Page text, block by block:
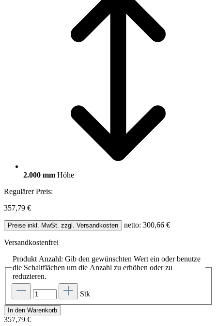
2.000 mm Höhe
Regulärer Preis:
357,79 €
Preise inkl. MwSt. zzgl. Versandkosten netto: 300,66 €
Versandkostenfrei
Produkt Anzahl: Gib den gewünschten Wert ein oder benutze
die Schaltflächen um die Anzahl zu erhöhen oder zu
reduzieren.
Stk
In den Warenkorb
357,79 €